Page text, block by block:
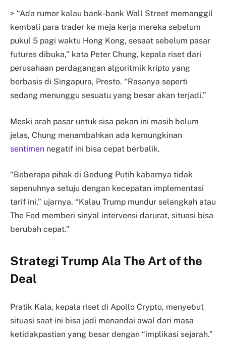
> “Ada rumor kalau bank-bank Wall Street memanggil
kembali para trader ke meja kerja mereka sebelum
pukul 5 pagi waktu Hong Kong, sesaat sebelum pasar
futures dibuka,” kata Peter Chung, kepala riset dari
perusahaan perdagangan algoritmik kripto yang
berbasis di Singapura, Presto. “Rasanya seperti
sedang menunggu sesuatu yang besar akan terjadi.”
Meski arah pasar untuk sisa pekan ini masih belum
jelas, Chung menambahkan ada kemungkinan
sentimen negatif ini bisa cepat berbalik.
“Beberapa pihak di Gedung Putih kabarnya tidak
sepenuhnya setuju dengan kecepatan implementasi
tarif ini,” ujarnya. “Kalau Trump mundur selangkah atau
The Fed memberi sinyal intervensi darurat, situasi bisa
berubah cepat.”
Strategi Trump Ala The Art of the
Deal
Pratik Kala, kepala riset di Apollo Crypto, menyebut
situasi saat ini bisa jadi menandai awal dari masa
ketidakpastian yang besar dengan “implikasi sejarah.”